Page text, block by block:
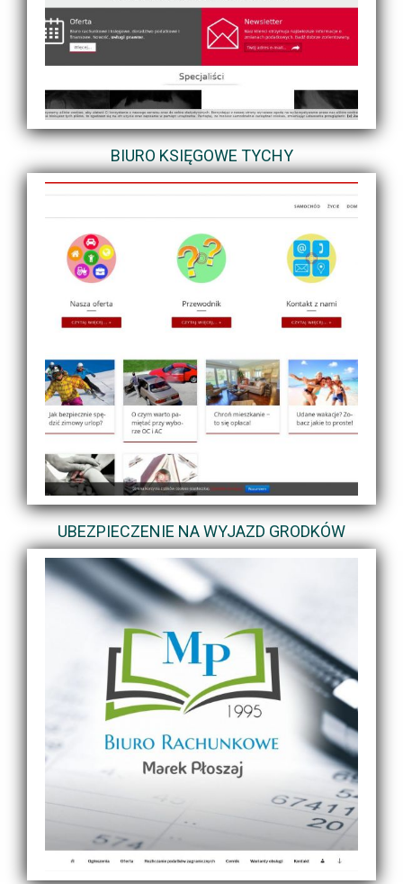
BIURO KSIĘGOWE TYCHY
UBEZPIECZENIE NA WYJAZD GRODKÓW